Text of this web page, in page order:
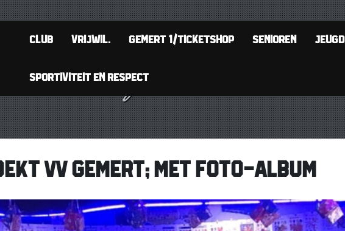
CLUB VRIJWIL. GEMERT 1/TICKETSHOP SENIOREN JEUGD
SPORTIVITEIT EN RESPECT
VV GEMERT; MET FOTO-ALBUM